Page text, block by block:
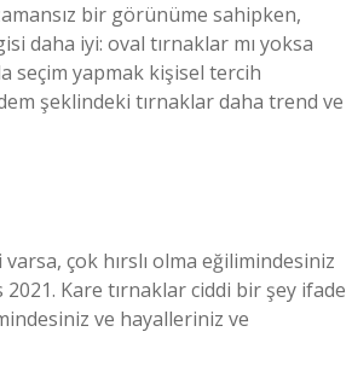
bir görünüme sahipken,
daha iyi: oval tırnaklar mı yoksa
seçim yapmak kişisel tercih
şeklindeki tırnaklar daha trend ve
çok hırslı olma eğilimindesiniz
Kare tırnaklar ciddi bir şey ifade
ve hayalleriniz ve